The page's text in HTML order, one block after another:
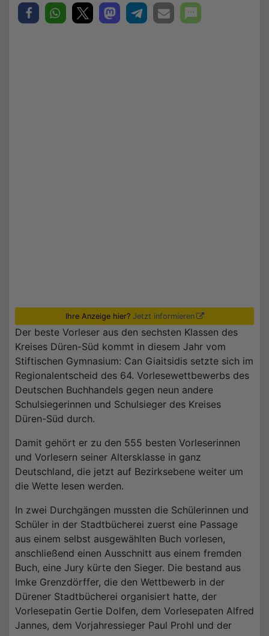
Ihre Anzeige hier? Jetzt informieren
Der beste Vorleser aus den sechsten Klassen des
Kreises Düren-Süd kommt in diesem Jahr vom
Stiftischen Gymnasium: Can Giaitsidis setzte sich im
Regionalentscheid des 64. Vorlesewettbewerbs des
Deutschen Buchhandels gegen neun andere
Schulsiegerinnen und Schulsieger des Kreises
Düren-Süd durch.
Damit gehört er zu den 555 besten Vorleserinnen
und Vorlesern seiner Altersklasse in ganz
Deutschland, die jetzt auf Bezirksebene weiter um
die Wette lesen werden.
In zwei Durchgängen mussten die Schülerinnen und
Schüler in der Stadtbücherei zuerst eine Passage
aus einem selbst ausgewählten Buch vorlesen,
anschließend einen Ausschnitt aus einem fremden
Buch, eine Jury kürte den Sieger. Die bestand aus
Imke Grenzdörffer, die den Wettbewerb in der
Dürener Stadtbücherei organisiert hatte, der
Vorlesepatin Gertie Dolfen, dem Vorlesepaten Alfred
Jannes, dem Vorjahressieger Paul Prohl und der